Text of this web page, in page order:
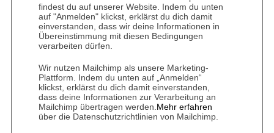
findest du auf unserer Website. Indem du unten
auf "Anmelden" klickst, erklärst du dich damit
einverstanden, dass wir deine Informationen in
Übereinstimmung mit diesen Bedingungen
verarbeiten dürfen.
Wir nutzen Mailchimp als unsere Marketing-
Plattform. Indem du unten auf „Anmelden“
klickst, erklärst du dich damit einverstanden,
dass deine Informationen zur Verarbeitung an
Mailchimp übertragen werden. Mehr erfahren
über die Datenschutzrichtlinien von Mailchimp.